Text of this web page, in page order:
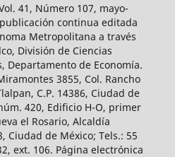
41, Número 107, mayo-
continua editada
Metropolitana a través
División de Ciencias
Departamento de Economía.
3855, Col. Rancho
C.P. 14386, Ciudad de
420, Edificio H-O, primer
el Rosario, Alcaldía
Ciudad de México; Tels.: 55
ext. 106. Página electrónica